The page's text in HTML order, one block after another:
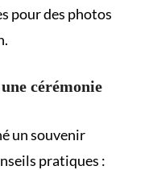
pour des photos
cérémonie
un souvenir
pratiques :